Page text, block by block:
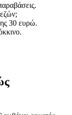
30 ευρώ.